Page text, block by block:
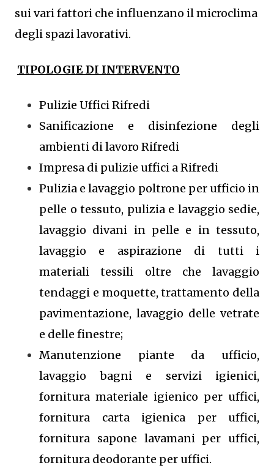
sui vari fattori che influenzano il microclima
degli spazi lavorativi.
TIPOLOGIE DI INTERVENTO
Pulizie Uffici Rifredi
Sanificazione e disinfezione degli
ambienti di lavoro Rifredi
Impresa di pulizie uffici a Rifredi
Pulizia e lavaggio poltrone per ufficio in
pelle o tessuto, pulizia e lavaggio sedie,
lavaggio divani in pelle e in tessuto,
lavaggio e aspirazione di tutti i
materiali tessili oltre che lavaggio
tendaggi e moquette, trattamento della
pavimentazione, lavaggio delle vetrate
e delle finestre;
Manutenzione piante da ufficio,
lavaggio bagni e servizi igienici,
fornitura materiale igienico per uffici,
fornitura carta igienica per uffici,
fornitura sapone lavamani per uffici,
fornitura deodorante per uffici.